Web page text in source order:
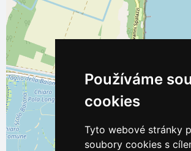
Používáme
cookies
Tyto webové stránky
soubory cookies s